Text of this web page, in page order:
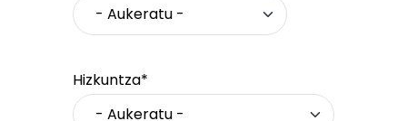
Hizkuntza*